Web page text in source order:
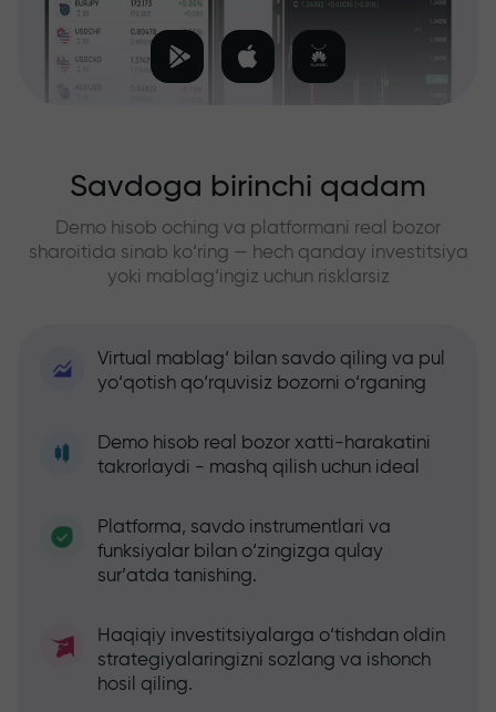
Savdoga birinchi qadam
Demo hisob oching va platformani real bozor
sharoitida sinab ko‘ring — hech qanday investitsiya
yoki mablag‘ingiz uchun risklarsiz
Virtual mablag‘ bilan savdo qiling va pul
yo‘qotish qo‘rquvisiz bozorni o‘rganing
Demo hisob real bozor xatti-harakatini
takrorlaydi - mashq qilish uchun ideal
Platforma, savdo instrumentlari va
funksiyalar bilan o‘zingizga qulay
sur’atda tanishing.
Haqiqiy investitsiyalarga o‘tishdan oldin
strategiyalaringizni sozlang va ishonch
hosil qiling.